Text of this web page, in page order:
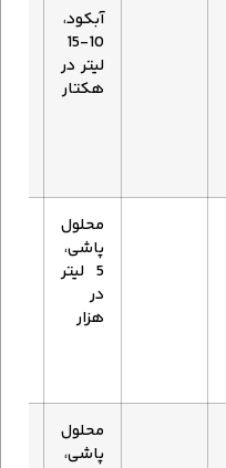
آبکود،
10-15
لیتر در
هکتار
محلول
پاشی،
5 لیتر
در
هزار
محلول
پاشی،